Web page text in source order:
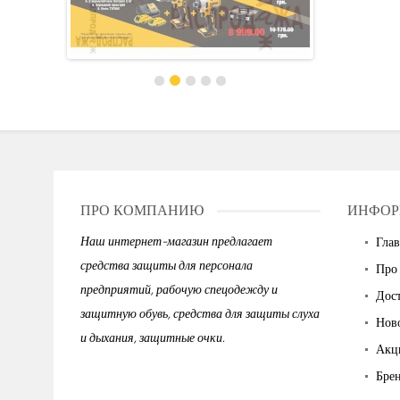
ПРО КОМПАНИЮ
Наш интернет-магазин предлагает
средства защиты для персонала
предприятий, рабочую спецодежду и
защитную обувь, средства для защиты слуха
и дыхания, защитные очки.
Про